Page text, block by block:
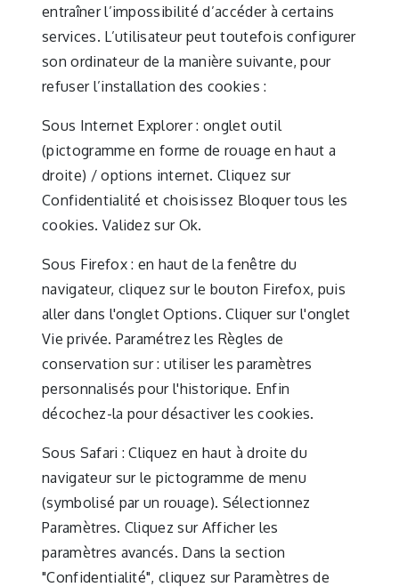
entraîner l’impossibilité d’accéder à certains
services. L’utilisateur peut toutefois configurer
son ordinateur de la manière suivante, pour
refuser l’installation des cookies :
Sous Internet Explorer : onglet outil
(pictogramme en forme de rouage en haut a
droite) / options internet. Cliquez sur
Confidentialité et choisissez Bloquer tous les
cookies. Validez sur Ok.
Sous Firefox : en haut de la fenêtre du
navigateur, cliquez sur le bouton Firefox, puis
aller dans l'onglet Options. Cliquer sur l'onglet
Vie privée. Paramétrez les Règles de
conservation sur : utiliser les paramètres
personnalisés pour l'historique. Enfin
décochez-la pour désactiver les cookies.
Sous Safari : Cliquez en haut à droite du
navigateur sur le pictogramme de menu
(symbolisé par un rouage). Sélectionnez
Paramètres. Cliquez sur Afficher les
paramètres avancés. Dans la section
"Confidentialité", cliquez sur Paramètres de